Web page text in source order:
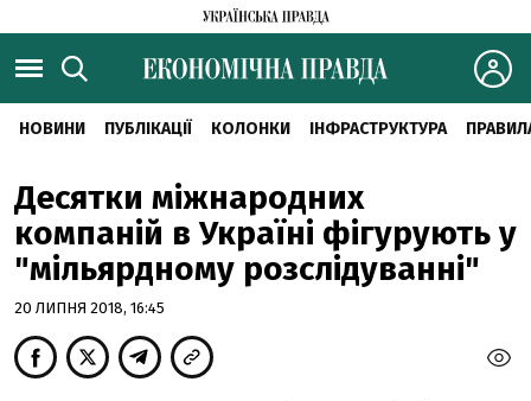
НОВИНИ ПУБЛІКАЦІЇ КОЛОНКИ ІНФРАСТРУКТУРА
Десятки міжнародних
компаній в Україні фігурують у
"мільярдному розслідуванні"
20 ЛИПНЯ 2018, 16:45